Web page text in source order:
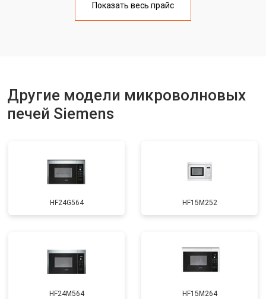
Замена лампочки от 2400 ₽
Показать весь прайс
Другие модели микроволновых
печей Siemens
HF24G564 HF15M252
HF24M564 HF15M264